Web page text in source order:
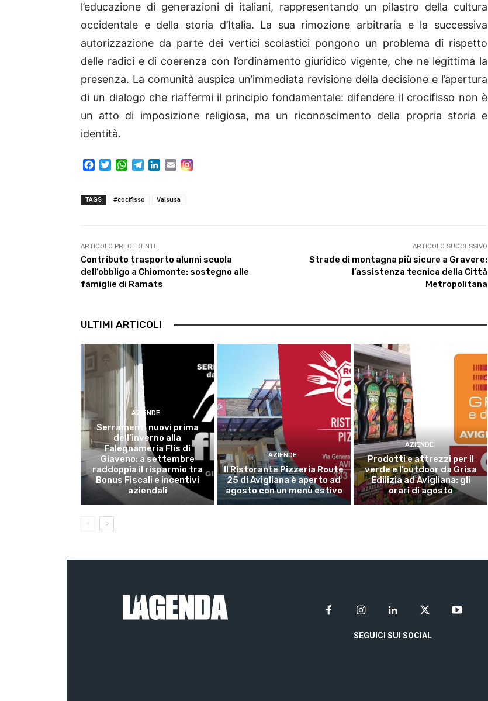
l’educazione di generazioni di italiani, rappresentando un pilastro della cultura
occidentale e della storia d’Italia. La sua rimozione arbitraria e la successiva
autorizzazione da parte dei vertici scolastici pongono un problema di rispetto
delle radici e di coerenza con l’ordinamento giuridico vigente, che ne legittima la
presenza. La comunità auspica un’immediata revisione della decisione e l’apertura
di un dialogo che riaffermi il principio fondamentale: difendere il crocifisso non è
un atto di imposizione religiosa, ma un riconoscimento della propria storia e
identità.
e
k
t
W
t
p
e
m
k
E
i
TAGS #cocifisso Valsusa
ARTICOLO PRECEDENTE
Contributo trasporto alunni scuola
dell’obbligo a Chiomonte: sostegno alle
famiglie di Ramats
ARTICOLO SUCCESSIVO
Strade di montagna più sicure a Gravere:
l’assistenza tecnica della Città
Metropolitana
ULTIMI ARTICOLI
AZIENDE
Serramenti nuovi prima
dell’inverno alla
Falegnameria Flis di
Giaveno: a settembre
raddoppia il risparmio tra
Bonus Fiscali e incentivi
aziendali
AZIENDE
Il Ristorante Pizzeria Route
25 di Avigliana è aperto ad
agosto con un menù estivo
AZIENDE
Prodotti e attrezzi per il
verde e l’outdoor da Grisa
Edilizia ad Avigliana: gli
orari di agosto
SEGUICI SUI SOCIAL